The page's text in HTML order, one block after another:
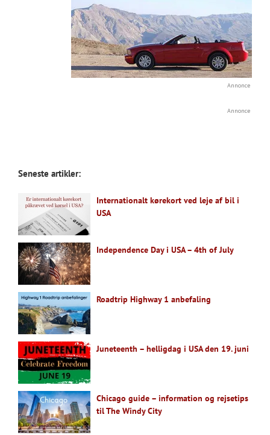
Annonce
Annonce
Seneste artikler:
Internationalt kørekort ved leje af bil i
USA
Independence Day i USA – 4th of July
Roadtrip Highway 1 anbefaling
Juneteenth – helligdag i USA den 19. juni
Chicago guide – information og rejsetips
til The Windy City